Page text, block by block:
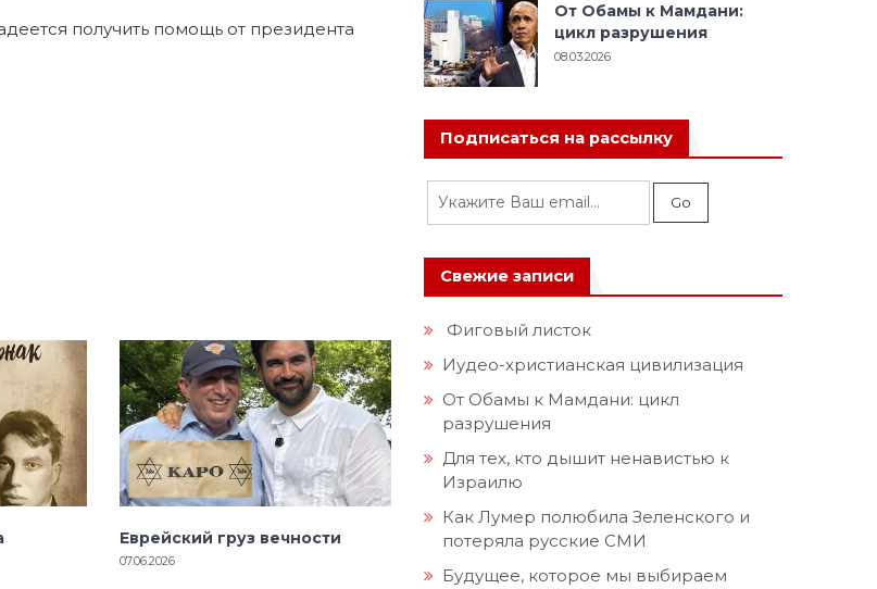
получить помощь от президента
Еврейский груз вечности
07.06.2026
От Обамы к Мамдани:
цикл разрушения
08.03.2026
Подписаться на рассылку
Свежие записи
Фиговый листок
Иудео-христианская цивилизация
От Обамы к Мамдани: цикл
разрушения
Для тех, кто дышит ненавистью к
Израилю
Как Лумер полюбила Зеленского и
потеряла русские СМИ
Будущее, которое мы выбираем